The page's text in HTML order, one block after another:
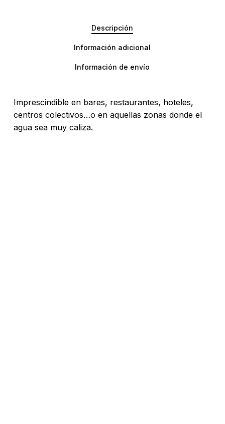
No hay productos en el carrito.
Descripción
Información adicional
Información de envío
Imprescindible en bares, restaurantes, hoteles,
centros colectivos…o en aquellas zonas donde el
agua sea muy caliza.